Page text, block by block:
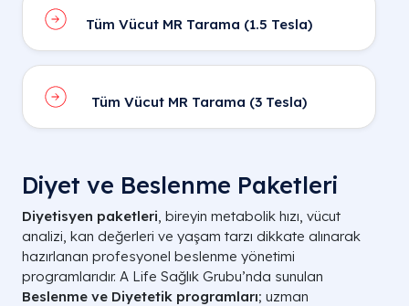
Tüm Vücut MR Tarama (1.5 Tesla)
Tüm Vücut MR Tarama (3 Tesla)
Diyet ve Beslenme Paketleri
Diyetisyen paketleri, bireyin metabolik hızı, vücut
analizi, kan değerleri ve yaşam tarzı dikkate alınarak
hazırlanan profesyonel beslenme yönetimi
programlarıdır. A Life Sağlık Grubu’nda sunulan
Beslenme ve Diyetetik programları; uzman